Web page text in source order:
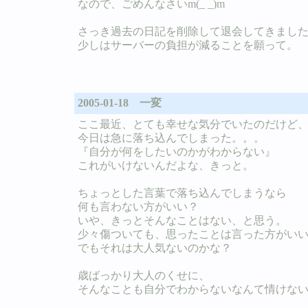
なので、ごめんなさいm(_ _)m
さっき過去の日記を削除して退会してきました
少しはサーバーの負担が減ることを願って。
2005-01-18 一変
ここ最近、とても幸せな気分でいたのだけど、
今日は急に落ち込んでしまった。。。
『自分が何をしたいのかがわからない』
これがいけないんだよな、きっと。
ちょっとした言葉で落ち込んでしまうなら
何も言わない方がいい？
いや、きっとそんなことはない、と思う。
少々傷ついても、思ったことは言った方がいい
でもそれは大人気ないのかな？
歳ばっかり大人のくせに、
そんなことも自分でわからないなんて情けない